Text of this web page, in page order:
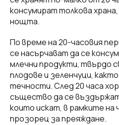
консумират толкова
нощта.
По време на 20-часовия
се насърчават да се
млечни продукти, твърдо
плодове и зеленчуци,
течности. След 20 часа
същество да се въздържат
които искат, в рамките на
прозорец за преяждане.